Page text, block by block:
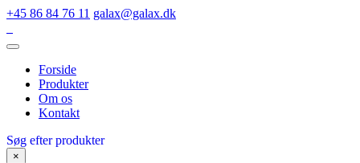
+45 86 84 76 11 galax@galax.dk
Forside
Produkter
Om os
Kontakt
Søg efter produkter
×